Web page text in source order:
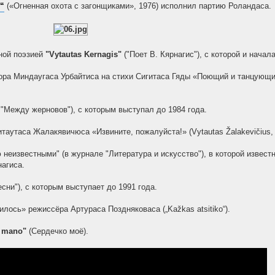
(«Огненная охота с загонщиками», 1976) исполнил партию Роландаса.
поэзией "Vytautas Kernagis"("Поет В. Кярнагис"), с которой и
Миндаугаса Урбайтиса на стихи Сигитаса Гяды «Поющий и
жерновов"), с которым выступал до 1984 года.
Жалакявичюса «Извините, пожалуйста!» (Vytautas Žalakevičius,
(в журнале "Литература и искусство"), в которой
с которым выступает до 1991 года.
режиссёра Артураса Поздняковаса („Kažkas atsitiko“).
(Сердечко моё).